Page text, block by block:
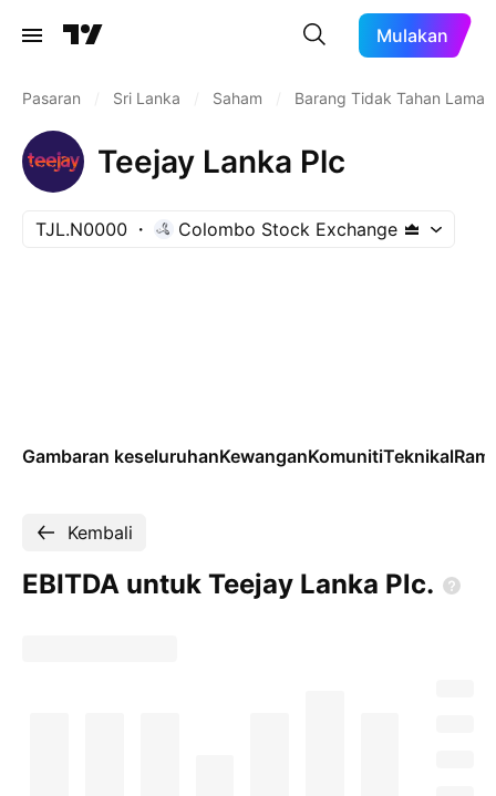
Mulakan
Pasaran Sri Lanka Saham Barang Tidak Tahan Lama
Teejay Lanka Plc
TJL.N0000 Colombo Stock Exchange
Gambaran keseluruhanKewanganKomunitiTeknikal
Kembali
EBITDA untuk Teejay Lanka Plc.